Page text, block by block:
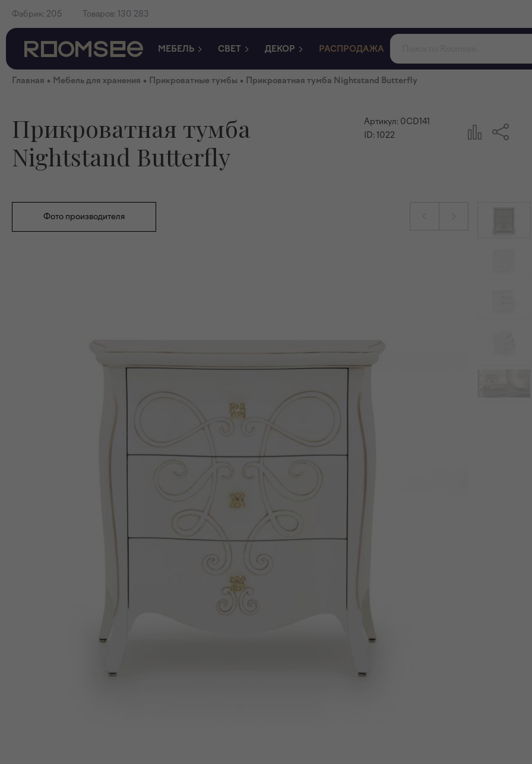
Фабрик: 205 Товаров: 130 283
МЕБЕЛЬ СВЕТ ДЕКОР РАСПРОДАЖА
Главная • Мебель для хранения • Прикроватные тумбы • Прикроватная тумба Nightstand Butterfly
Прикроватная тумба
Nightstand Butterfly
Артикул: 0CD141
ID: 1022
Фото производителя